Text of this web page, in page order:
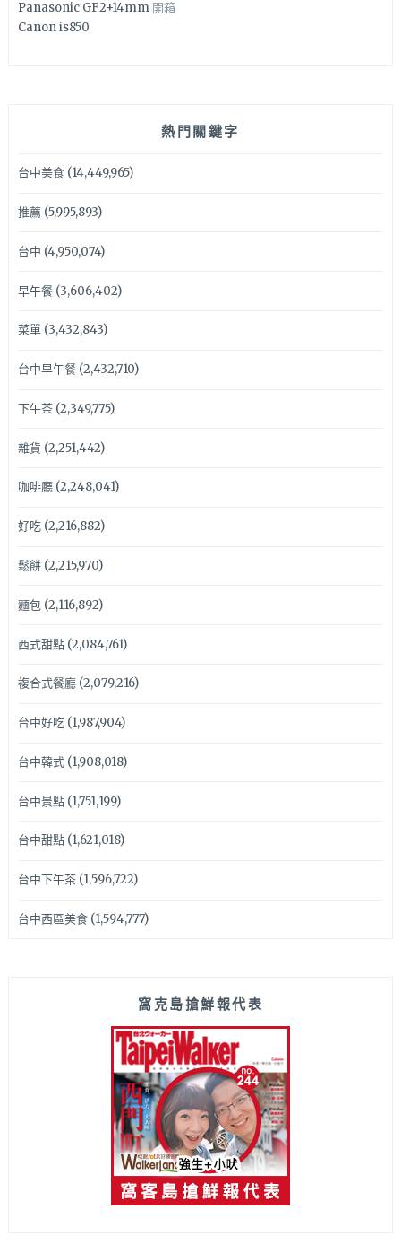
Panasonic GF2+14mm 開箱
Canon is850
熱門關鍵字
台中美食(14,449,965)
推薦(5,995,893)
台中 (4,950,074)
早午餐(3,606,402)
菜單(3,432,843)
台中早午餐(2,432,710)
下午茶(2,349,775)
雜貨 (2,251,442)
咖啡廳(2,248,041)
好吃(2,216,882)
鬆餅(2,215,970)
麵包(2,116,892)
西式甜點(2,084,761)
複合式餐廳(2,079,216)
台中好吃(1,987,904)
台中韓式(1,908,018)
台中景點(1,751,199)
台中甜點(1,621,018)
台中下午茶(1,596,722)
台中西區美食(1,594,777)
窩克島搶鮮報代表